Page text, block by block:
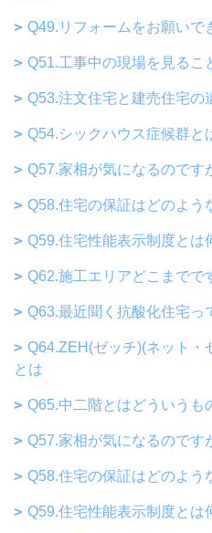
Q49.リフォームをお願いで
Q51.工事中の現場を見るこ
Q53.注文住宅と建売住宅の
Q54.シックハウス症候群と
Q57.家相が気になるのです
Q58.住宅の保証はどのよう
Q59.住宅性能表示制度とは
Q62.施工エリアどこまでで
Q63.最近聞く抗酸化住宅っ
Q64.ZEH(ゼッチ)(ネット・
とは
Q65.中二階とはどういうも
Q57.家相が気になるのです
Q58.住宅の保証はどのよう
Q59.住宅性能表示制度とは